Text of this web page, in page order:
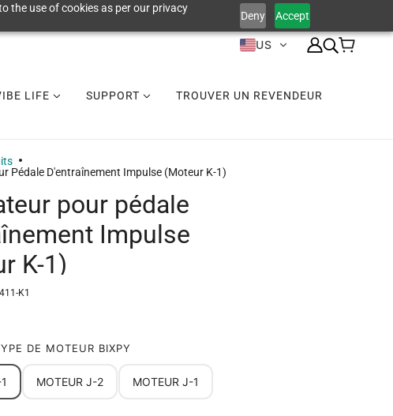
the use of cookies as per our privacy
Deny Accept
US
LIFE SUPPORT TROUVER UN REVENDEUR
Pédale D'entraînement Impulse (moteur K-1)
pour pédale
Impulse
K-1)
K1
DE MOTEUR BIXPY
MOTEUR J-2 MOTEUR J-1